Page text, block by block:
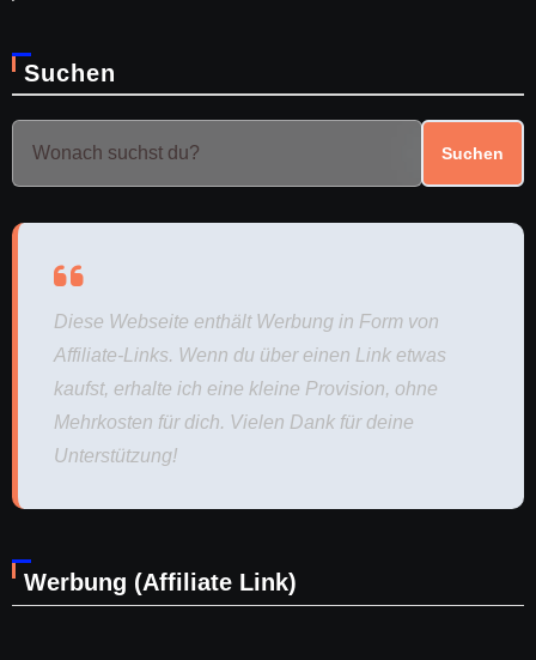
Suchen
Suchen
Diese Webseite enthält Werbung in Form von
Affiliate-Links. Wenn du über einen Link etwas
kaufst, erhalte ich eine kleine Provision, ohne
Mehrkosten für dich. Vielen Dank für deine
Unterstützung!
Werbung (Affiliate Link)